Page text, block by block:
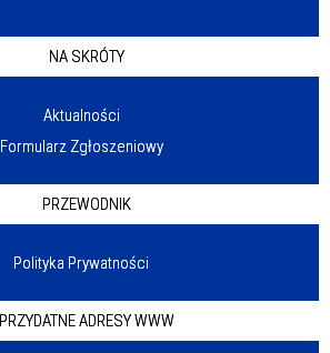
NA SKRÓTY
Aktualności
Formularz Zgłoszeniowy
PRZEWODNIK
Polityka Prywatności
PRZYDATNE ADRESY WWW